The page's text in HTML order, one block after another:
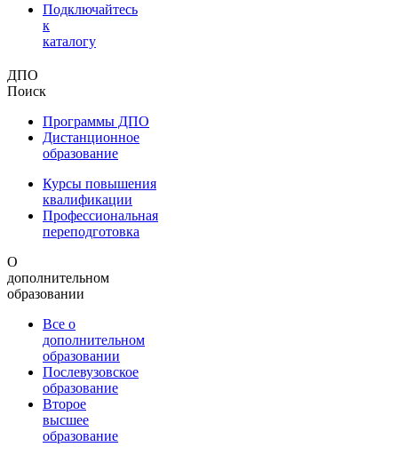
Подключайтесь
к
каталогу
ДПО
Поиск
Программы ДПО
Дистанционное
образование
Курсы повышения
квалификации
Профессиональная
переподготовка
О
дополнительном
образовании
Все о
дополнительном
образовании
Послевузовское
образование
Второе
высшее
образование